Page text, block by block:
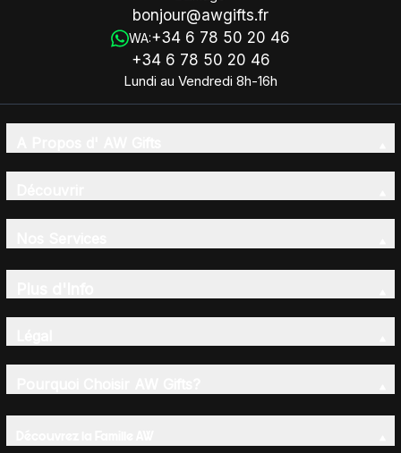
bonjour@awgifts.fr
WA:+34 6 78 50 20 46
+34 6 78 50 20 46
Lundi au Vendredi 8h-16h